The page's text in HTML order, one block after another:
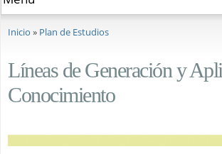
Inicio » Plan de Estudios
Líneas de Generación y
Conocimiento